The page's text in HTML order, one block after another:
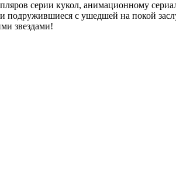
серии кукол, анимационному
подружившиеся с ушедшей на покой
звездами!